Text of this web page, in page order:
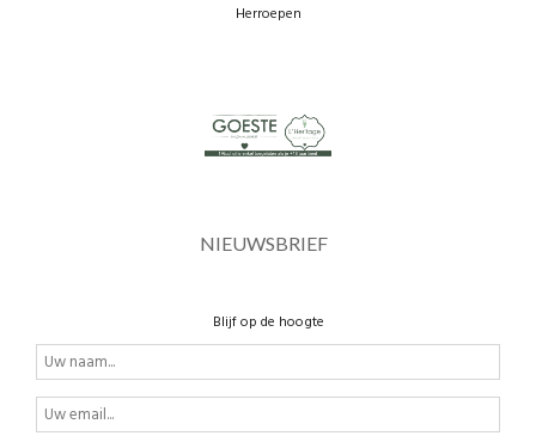
Herroepen
NIEUWSBRIEF
Blijf op de hoogte